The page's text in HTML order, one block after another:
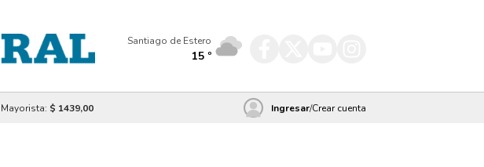
Santiago de Estero
15 º
$ 1439,00 Ingresar/Crear cuenta